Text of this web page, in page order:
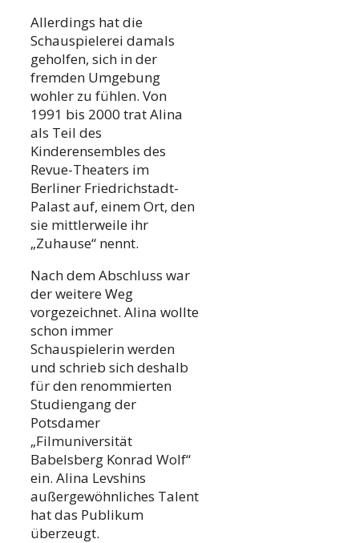
Allerdings hat die
Schauspielerei damals
geholfen, sich in der
fremden Umgebung
wohler zu fühlen. Von
1991 bis 2000 trat Alina
als Teil des
Kinderensembles des
Revue-Theaters im
Berliner Friedrichstadt-
Palast auf, einem Ort, den
sie mittlerweile ihr
„Zuhause“ nennt.
Nach dem Abschluss war
der weitere Weg
vorgezeichnet. Alina wollte
schon immer
Schauspielerin werden
und schrieb sich deshalb
für den renommierten
Studiengang der
Potsdamer
„Filmuniversität
Babelsberg Konrad Wolf“
ein. Alina Levshins
außergewöhnliches Talent
hat das Publikum
überzeugt.